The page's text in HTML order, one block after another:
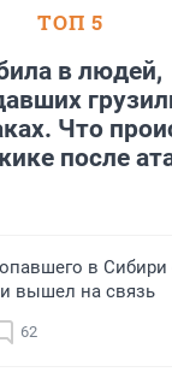
ТОП 5
в людей,
Что
после
в Сибири
вышел на связь
62